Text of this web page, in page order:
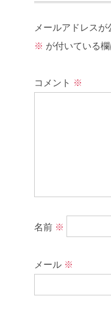
メールアドレスが
※ が付いている
コメント ※
名前 ※
メール ※